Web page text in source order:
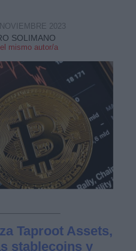
SOLIMANO
mismo autor/a
2023
Taproot Assets,
stablecoins y